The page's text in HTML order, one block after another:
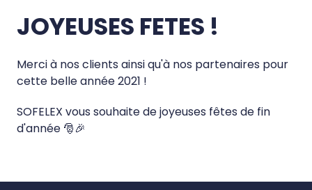
JOYEUSES FETES !
Merci à nos clients ainsi qu'à nos partenaires pour
cette belle année 2021 !
SOFELEX vous souhaite de joyeuses fêtes de fin
d'année 🎅🎉